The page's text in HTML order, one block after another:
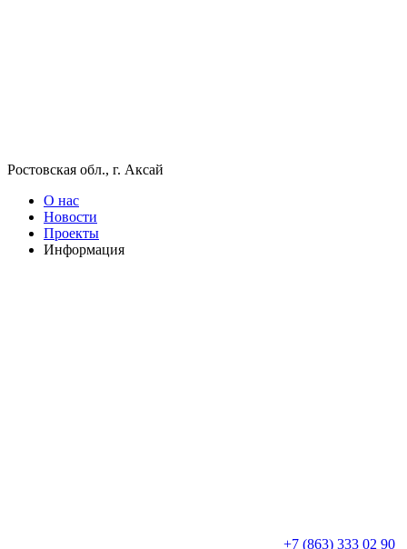
Ростовская обл., г. Аксай
О нас
Новости
Проекты
Информация
+7 (863) 333 02 90